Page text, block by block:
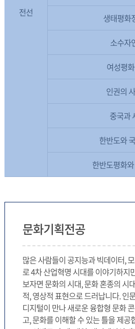
전선 생태평화
소수자
여성평
인권의
중국과
한반도와
한반도평화
문화기획전공
많은 사람들이 공지능과 빅데이터,
로 4차 산업혁명 시대를 이야기하지
보자면 문화의 시대, 문화 혼종의 시
적, 영상적 표현으로 드러납니다. 인
디지털이 만나 새로운 융합형 문화
고, 문화를 이해할 수 있는 틀을 제공